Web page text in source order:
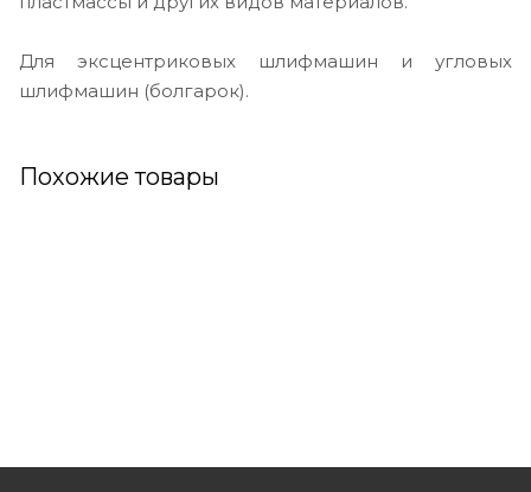
Для эксцентриковых шлифмашин и угловых
шлифмашин (болгарок).
Похожие товары